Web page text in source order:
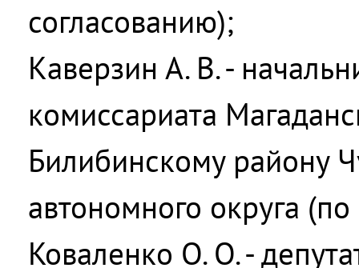
согласованию);
Каверзин А. В. -
комиссариата
Билибинскому району
автономного округа
Коваленко О. О. -